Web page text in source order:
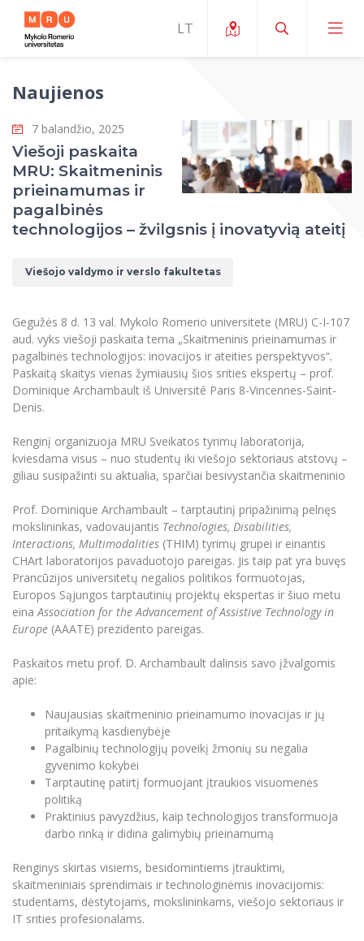
Apie ERUA
Naujienos ir renginiai
Galimybės
Komanda ir kontaktai
Mano studijos
Studijų organizavimas ir aplinka
Studentų organizacijos
Studentų namai
Pramoginių šokių kolektyvas ,,Bolero”
Universiteto teatras
MRU merginų choras
Dokumentai reglamentuojantys studijas
Neformaliuoju ir (ar) savišvietos būdu įgytų
kompetencijų vertinimas ir pripažinimas
Studijų kokybė
Tarptautiniai mainai
Erasmus+ mobilumas studijoms (SMS)
Erasmus+ mobilumas praktikoms (SMP)
Darbuotojams
Partnerystės
Vilniaus Karaliaus Sedžiongo institutas
Frankofoniškų šalių studijų centras
Karjeros centras
Emocinė gerovė
MOin – MRU Mokslo ir inovacijų savaitė
Mokslo programos
Tarptautinių ekspertų tinklas
Atitikties mokslinių tyrimų etikai komitetas
Mokslo laboratorijos
Doktorantūra
Projektai
Akademinė leidyba
Mokymų LAB
Mokslo naujienos
Kasmetiniai mokslo renginiai
Apie MRU
Reitingai
Universiteto garbės nariai
Veiklos dokumentai
Darbas MRU
Atributika
Naujienos
Tarptautiškumas
Studentams
Studentams
Partnerystės
Azijos centras
Vilniaus Karaliaus Sedžiongo institutas
Frankofoniškų šalių studijų centras
Darbuotojams
Azijos centras
Vilniaus Karaliaus Sedžiongo institutas
Frankofoniškų šalių studijų centras
Darnus vystymasis
Privatumo politika
Viešai skelbiama informacija
Parama Ukrainai
Civilinė sauga
Korupcijos prevencija
Žmogaus ir visuomenės studijų fakultetas
Viešojo valdymo ir verslo fakultetas
Sūduvos akademija
Ekspertų sąrašas
Renginių kalendorius
Tinklalaidės
Magistrantūros studijos
Vadovų MBA
Švietimo ir kultūros vadovų MPA
Teisės LL.M.
Papildomosios studijos
Pedagogų rengimas
Doktorantūros studijos
Profesinės bakalauro studijos
Personalo valdymo centras
Privačių interesų deklaravimas
Studijų Moodle (studijų vykdymui)
Studijų tvarkaraštis
Informacinė sistema "Studijos"
Darbuotojų elektroninis paštas
Daugiafaktorinė autentifikacija universiteto
Mokslininkų profiliai "CRIS"
Darbuotojų kvalifikacijos kėlimas
MRU norminių teisės aktų duomenų bazė
Intranetas
Naujienos
7 balandžio, 2025
Viešoji paskaita
MRU: Skaitmeninis
prieinamumas ir
pagalbinės
technologijos – žvilgsnis į inovatyvią ateitį
Viešojo valdymo ir verslo fakultetas
Gegužės 8 d. 13 val. Mykolo Romerio universitete (MRU) C-I-107
aud. vyks viešoji paskaita tema „Skaitmeninis prieinamumas ir
pagalbinės technologijos: inovacijos ir ateities perspektyvos“.
Paskaitą skaitys vienas žymiausių šios srities ekspertų – prof.
Dominique Archambault iš Université Paris 8-Vincennes-Saint-
Denis.
Renginį organizuoja MRU Sveikatos tyrimų laboratorija,
kviesdama visus – nuo studentų iki viešojo sektoriaus atstovų –
giliau susipažinti su aktualia, sparčiai besivystančia skaitmeninio
Prof. Dominique Archambault – tarptautinį pripažinimą pelnęs
mokslininkas, vadovaujantis Technologies, Disabilities,
Interactions, Multimodalities (THIM) tyrimų grupei ir einantis
CHArt laboratorijos pavaduotojo pareigas. Jis taip pat yra buvęs
Prancūzijos universitetų negalios politikos formuotojas,
Europos Sąjungos tarptautinių projektų ekspertas ir šiuo metu
einaAssociation for the Advancement of Assistive Technology in
Europe (AAATE) prezidento pareigas.
Paskaitos metu prof. D. Archambault dalinsis savo įžvalgomis
apie:
Naujausias skaitmeninio prieinamumo inovacijas ir jų
pritaikymą kasdienybėje
Pagalbinių technologijų poveikį žmonių su negalia
gyvenimo kokybei
Tarptautinę patirtį formuojant įtraukios visuomenės
politiką
Praktinius pavyzdžius, kaip technologijos transformuoja
darbo rinką ir didina galimybių prieinamumą
Renginys skirtas visiems, besidomintiems įtrauktimi,
skaitmeniniais sprendimais ir technologinėmis inovacijomis:
studentams, dėstytojams, mokslininkams, viešojo sektoriaus ir
IT srities profesionalams.